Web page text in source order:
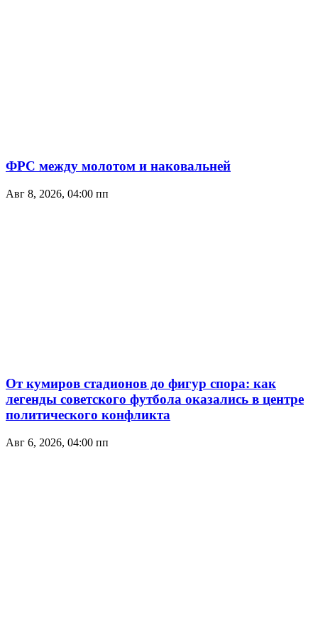
ФРС между молотом и наковальней
Авг 8, 2026, 04:00 пп
От кумиров стадионов до фигур спора: как
легенды советского футбола оказались в центре
политического конфликта
Авг 6, 2026, 04:00 пп